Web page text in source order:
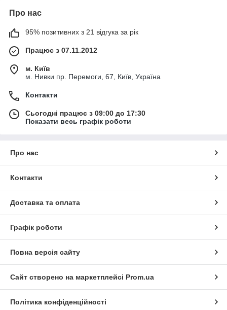
Про нас
95% позитивних з 21 відгука за рік
Працює з 07.11.2012
м. Київ
м. Нивки пр. Перемоги, 67, Київ, Україна
Контакти
Сьогодні працює з 09:00 до 17:30
Показати весь графік роботи
Про нас
Контакти
Доставка та оплата
Графік роботи
Повна версія сайту
Сайт створено на маркетплейсі Prom.ua
Політика конфіденційності